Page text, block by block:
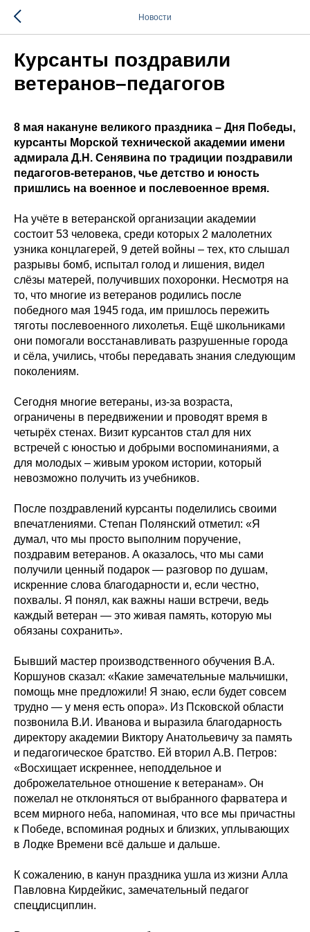
Новости
Курсанты поздравили
ветеранов–педагогов
8 мая накануне великого праздника – Дня Победы,
курсанты Морской технической академии имени
адмирала Д.Н. Сенявина по традиции поздравили
педагогов-ветеранов, чье детство и юность
пришлись на военное и послевоенное время.
На учёте в ветеранской организации академии
состоит 53 человека, среди которых 2 малолетних
узника концлагерей, 9 детей войны – тех, кто слышал
разрывы бомб, испытал голод и лишения, видел
слёзы матерей, получивших похоронки. Несмотря на
то, что многие из ветеранов родились после
победного мая 1945 года, им пришлось пережить
тяготы послевоенного лихолетья. Ещё школьниками
они помогали восстанавливать разрушенные города
и сёла, учились, чтобы передавать знания следующим
поколениям.
Сегодня многие ветераны, из-за возраста,
ограничены в передвижении и проводят время в
четырёх стенах. Визит курсантов стал для них
встречей с юностью и добрыми воспоминаниями, а
для молодых – живым уроком истории, который
невозможно получить из учебников.
После поздравлений курсанты поделились своими
впечатлениями. Степан Полянский отметил: «Я
думал, что мы просто выполним поручение,
поздравим ветеранов. А оказалось, что мы сами
получили ценный подарок — разговор по душам,
искренние слова благодарности и, если честно,
похвалы. Я понял, как важны наши встречи, ведь
каждый ветеран — это живая память, которую мы
обязаны сохранить».
Бывший мастер производственного обучения В.А.
Коршунов сказал: «Какие замечательные мальчишки,
помощь мне предложили! Я знаю, если будет совсем
трудно — у меня есть опора». Из Псковской области
позвонила В.И. Иванова и выразила благодарность
директору академии Виктору Анатольевичу за память
и педагогическое братство. Ей вторил А.В. Петров:
«Восхищает искреннее, неподдельное и
доброжелательное отношение к ветеранам». Он
пожелал не отклоняться от выбранного фарватера и
всем мирного неба, напоминая, что все мы причастны
к Победе, вспоминая родных и близких, уплывающих
в Лодке Времени всё дальше и дальше.
К сожалению, в канун праздника ушла из жизни Алла
Павловна Кирдейкис, замечательный педагог
спецдисциплин.